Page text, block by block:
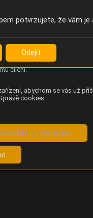
kliknutí, procházení
škopek pomáhá
Contentsquare
cílení.
abychom se vás už
cookies
s vybranými
potvrzujete, že vám je
Odejít